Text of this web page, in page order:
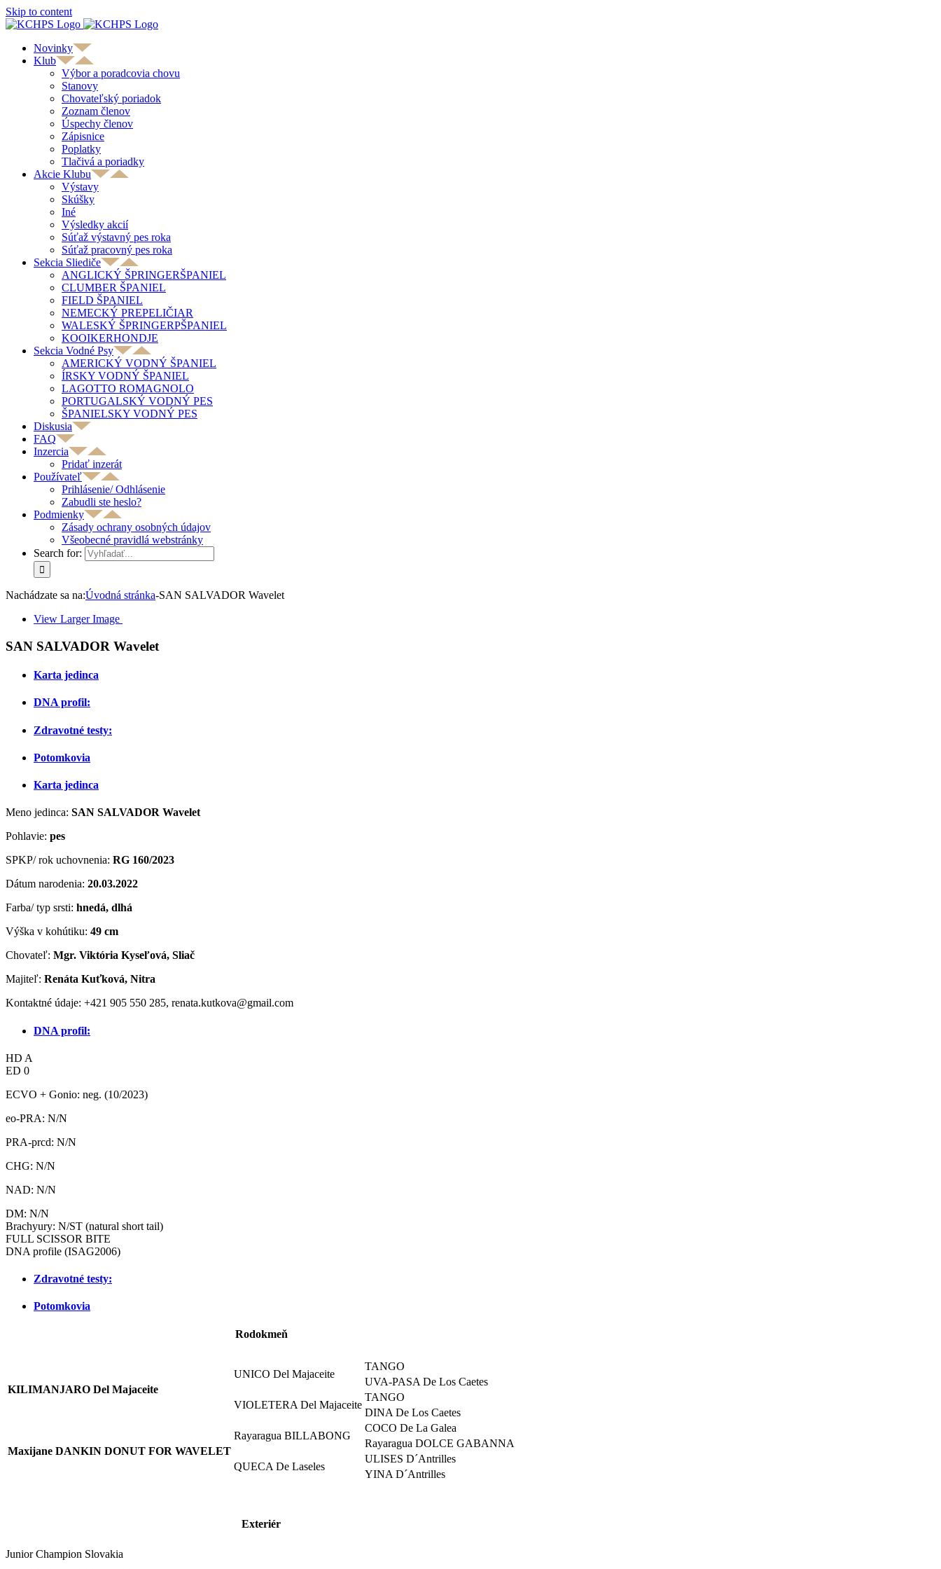
Skip to content
Novinky
Klub
Výbor a poradcovia chovu
Stanovy
Chovateľský poriadok
Zoznam členov
Úspechy členov
Zápisnice
Poplatky
Tlačivá a poriadky
Akcie Klubu
Výstavy
Skúšky
Iné
Výsledky akcií
Súťaž výstavný pes roka
Súťaž pracovný pes roka
Sekcia Sliediče
ANGLICKÝ ŠPRINGERŠPANIEL
CLUMBER ŠPANIEL
FIELD ŠPANIEL
NEMECKÝ PREPELIČIAR
WALESKÝ ŠPRINGERPŠPANIEL
KOOIKERHONDJE
Sekcia Vodné Psy
AMERICKÝ VODNÝ ŠPANIEL
ÍRSKY VODNÝ ŠPANIEL
LAGOTTO ROMAGNOLO
PORTUGALSKÝ VODNÝ PES
ŠPANIELSKY VODNÝ PES
Diskusia
FAQ
Inzercia
Pridať inzerát
Používateľ
Prihlásenie/ Odhlásenie
Zabudli ste heslo?
Podmienky
Zásady ochrany osobných údajov
Všeobecné pravidlá webstránky
Search for:
Nachádzate sa na:Úvodná stránka-SAN SALVADOR Wavelet
View Larger Image
SAN SALVADOR Wavelet
Karta jedinca
DNA profil:
Zdravotné testy:
Potomkovia
Karta jedinca
Meno jedinca: SAN SALVADOR Wavelet
Pohlavie: pes
SPKP/ rok uchovnenia: RG 160/2023
Dátum narodenia: 20.03.2022
Farba/ typ srsti: hnedá, dlhá
Výška v kohútiku: 49 cm
Chovateľ: Mgr. Viktória Kyseľová, Sliač
Majiteľ: Renáta Kuťková, Nitra
Kontaktné údaje: +421 905 550 285, renata.kutkova@gmail.com
DNA profil:
HD A
ED 0
ECVO + Gonio: neg. (10/2023)
eo-PRA: N/N
PRA-prcd: N/N
CHG: N/N
NAD: N/N
DM: N/N
Brachyury: N/ST (natural short tail)
FULL SCISSOR BITE
DNA profile (ISAG2006)
Zdravotné testy:
Potomkovia
Rodokmeň
KILIMANJARO Del Majaceite
UNICO Del Majaceite
TANGO
UVA-PASA De Los Caetes
VIOLETERA Del Majaceite
TANGO
DINA De Los Caetes
Maxijane DANKIN DONUT FOR WAVELET
Rayaragua BILLABONG
COCO De La Galea
Rayaragua DOLCE GABANNA
QUECA De Laseles
ULISES D´Antrilles
YINA D´Antrilles
Exteriér
Junior Champion Slovakia